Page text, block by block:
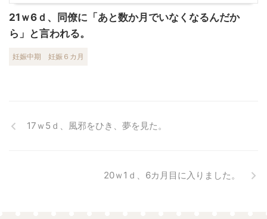
21ｗ6ｄ、同僚に「あと数か月でいなくなるんだか
ら」と言われる。
妊娠中期 妊娠６カ月
17ｗ5ｄ、風邪をひき、夢を見た。
20ｗ1ｄ、6カ月目に入りました。